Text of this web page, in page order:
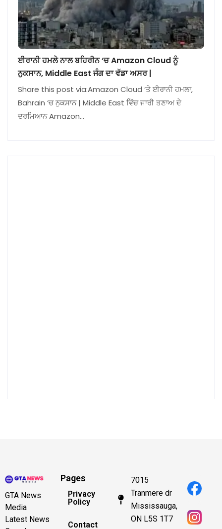
ਈਰਾਨੀ ਹਮਲੇ ਨਾਲ ਬਹਿਰੀਨ ‘ਚ Amazon Cloud ਨੂੰ
ਨੁਕਸਾਨ, Middle East ਜੰਗ ਦਾ ਵੱਡਾ ਅਸਰ |
Share this post via:Amazon Cloud ‘ਤੇ ਈਰਾਨੀ ਹਮਲਾ,
Bahrain ‘ਚ ਨੁਕਸਾਨ | Middle East ਵਿੱਚ ਜਾਰੀ ਤਣਾਅ ਦੇ
ਦਰਮਿਆਨ Amazon…
GTA News
Media
Latest News
Pages
Privacy
Policy
Contact
7015
Tranmere dr
Mississauga,
ON L5S 1T7